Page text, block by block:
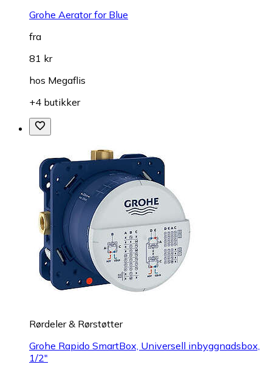
Grohe Aerator for Blue
fra
81 kr
hos Megaflis
+4 butikker
Rørdeler & Rørstøtter
Grohe Rapido SmartBox, Universell inbyggnadsbox,
1/2"